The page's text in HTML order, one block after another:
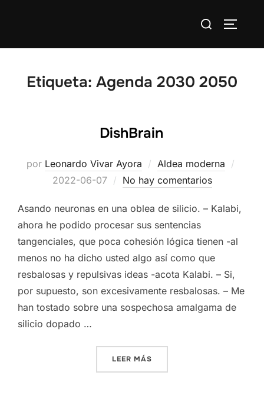
Buscar:
Etiqueta: Agenda 2030 2050
DishBrain
por Leonardo Vivar Ayora Aldea moderna
2022-06-07 No hay comentarios
Asando neuronas en una oblea de silicio. – Kalabi,
ahora he podido procesar sus sentencias
tangenciales, que poca cohesión lógica tienen -al
menos no ha dicho usted algo así como que
resbalosas y repulsivas ideas -acota Kalabi. – Si,
por supuesto, son excesivamente resbalosas. – Me
han tostado sobre una sospechosa amalgama de
silicio dopado …
LEER MÁS